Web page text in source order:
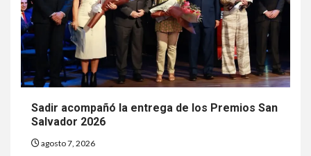
Sadir acompañó la entrega de los Premios San
Salvador 2026
agosto 7, 2026